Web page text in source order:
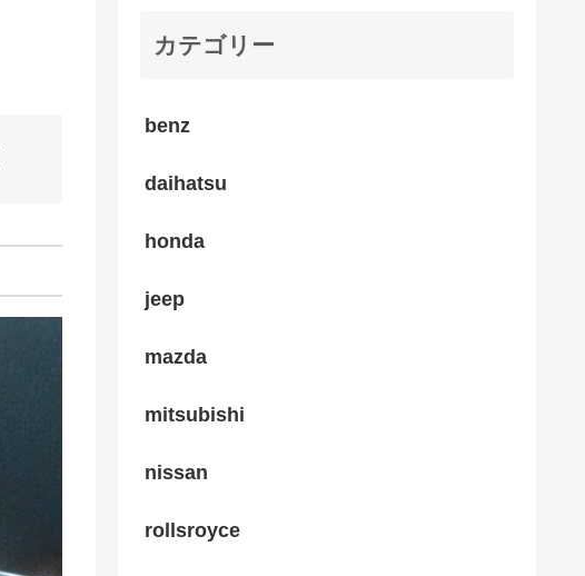
カテゴリー
benz
daihatsu
honda
jeep
mazda
mitsubishi
nissan
rollsroyce